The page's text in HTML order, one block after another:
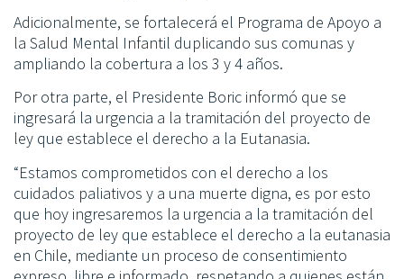
Adicionalmente, se fortalecerá el Programa de Apoyo a
la Salud Mental Infantil duplicando sus comunas y
ampliando la cobertura a los 3 y 4 años.
Por otra parte, el Presidente Boric informó que se
ingresará la urgencia a la tramitación del proyecto de
ley que establece el derecho a la Eutanasia.
“Estamos comprometidos con el derecho a los
cuidados paliativos y a una muerte digna, es por esto
que hoy ingresaremos la urgencia a la tramitación del
proyecto de ley que establece el derecho a la eutanasia
en Chile, mediante un proceso de consentimiento